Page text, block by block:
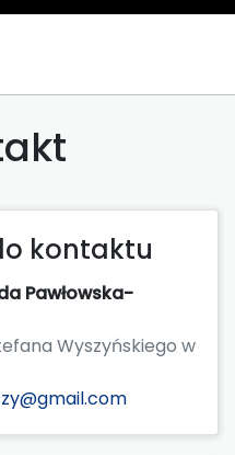
kontaktu
Pawłowska-
Wyszyńskiego w